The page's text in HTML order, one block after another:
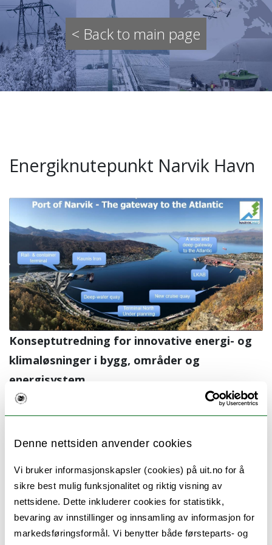
Denne nettsiden anvender cookies
Vi bruker informasjonskapsler (cookies) på uit.no for å
sikre best mulig funksjonalitet og riktig visning av
nettsidene. Dette inkluderer cookies for statistikk,
bevaring av innstillinger og innsamling av informasjon for
markedsføringsformål. Vi benytter både førsteparts- og
< Back to main page
Energiknutepunkt Narvik Havn
Konseptutredning for innovative energi- og
klimaløsninger i bygg, områder og
energisystem
Hovedformålet med konseptutredningen vil
utbygging og drift av en
energiknutepunktløsning i Narvik Havn. En slik
energiknutepunkt vil kunne fungere som en
enkeltstående energiaktør som utveksler
blant annet energi- og